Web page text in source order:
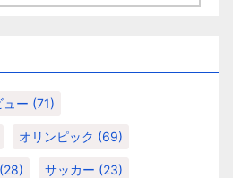
ュー (71)
オリンピック (69)
(28) サッカー (23)